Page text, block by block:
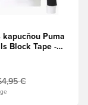
kapucňou Puma
Block Tape -
€